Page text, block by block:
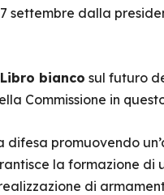
dalla
Libro bianco sul futuro
Commissione in
difesa promuovendo
la formazione di
di